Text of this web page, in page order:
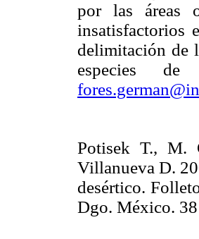
por las áreas
insatisfactorios
delimitación de
especies
Potisek T., M.
Villanueva D.
desértico.
Dgo. México.